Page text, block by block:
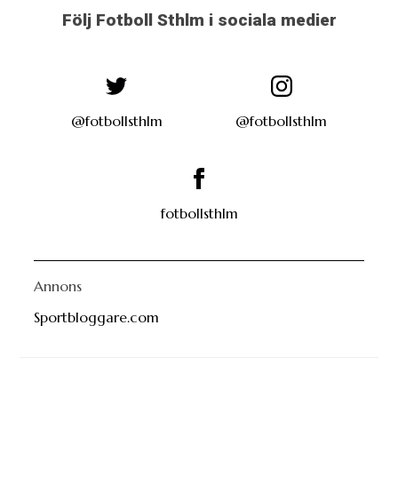
Följ Fotboll Sthlm i sociala medier
@fotbollsthlm @fotbollsthlm
fotbollsthlm
Annons
Sportbloggare.com